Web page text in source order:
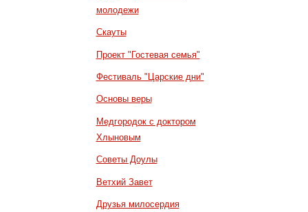
молодежи
Скауты
Проект "Гостевая семья"
Фестиваль "Царские дни"
Основы веры
Медгородок с доктором
Хлыновым
Советы Доулы
Ветхий Завет
Друзья милосердия